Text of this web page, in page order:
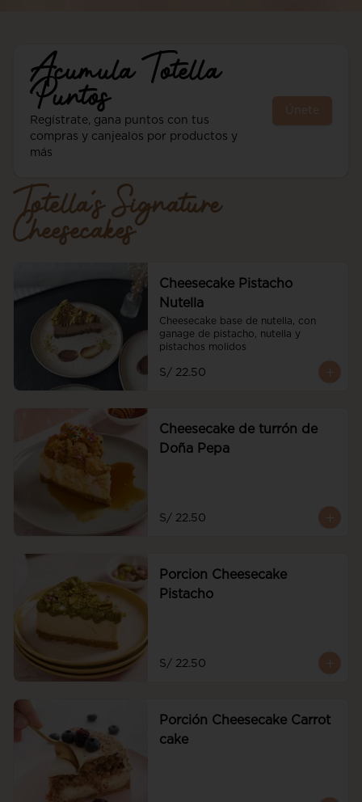
Acumula
Totella
Puntos
Regístrate, gana puntos con tus
compras y canjealos por productos y
más
Únete
Totella´s Signature
Cheesecakes
Cheesecake Pistacho
Nutella
Cheesecake base de nutella, con
ganage de pistacho, nutella y
pistachos molidos
S/ 22.50
Cheesecake de turrón de
Doña Pepa
S/ 22.50
Porcion Cheesecake
Pistacho
S/ 22.50
Porción Cheesecake Carrot
cake